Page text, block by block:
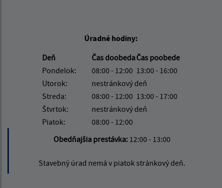
Úradné hodiny:
Deň
Čas doobedaČas poobede
Pondelok:
08:00 - 12:00 13:00 - 16:00
Utorok:
nestránkový deň
Streda:
08:00 - 12:00 13:00 - 17:00
Štvrtok:
nestránkový deň
Piatok:
08:00 - 12:00
Obedňajšia prestávka: 12:00 - 13:00
Stavebný úrad nemá v piatok stránkový deň.